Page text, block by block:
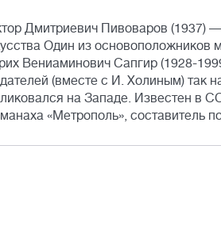
Дмитриевич Пивоваров (1937)
Один из основоположников
Вениаминович Сапгир (1928-
(вместе с И. Холиным) так
на Западе. Известен в
«Метрополь», составитель